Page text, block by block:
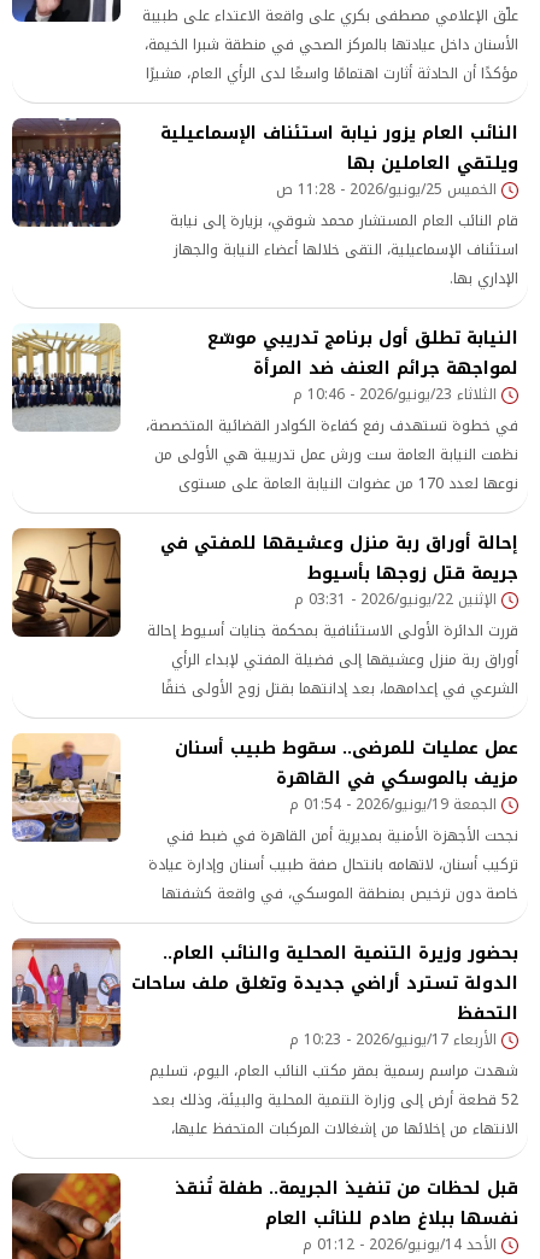
علّق الإعلامي مصطفى بكري على واقعة الاعتداء على طبيبة
الأسنان داخل عيادتها بالمركز الصحي في منطقة شبرا الخيمة،
مؤكدًا أن الحادثة أثارت اهتمامًا واسعًا لدى الرأي العام، مشيرًا
إلى أن الدكتور خالد عبد الغفار، نائب رئيس مجلس الوزراء وزير
الصحة والسكان، تدخل شخصيًا لمتابعة الواقعة، كما تم التقدم
ببلاغ إلى النائب العام لاتخاذ الإجراءات القانونية اللازمة.
النائب العام يزور نيابة استئناف الإسماعيلية
ويلتقي العاملين بها
الخميس 25/يونيو/2026 - 11:28 ص
قام النائب العام المستشار محمد شوقي، بزيارة إلى نيابة
استئناف الإسماعيلية، التقى خلالها أعضاء النيابة والجهاز
الإداري بها.
النيابة تطلق أول برنامج تدريبي موسّع
لمواجهة جرائم العنف ضد المرأة
الثلاثاء 23/يونيو/2026 - 10:46 م
في خطوة تستهدف رفع كفاءة الكوادر القضائية المتخصصة،
نظمت النيابة العامة ست ورش عمل تدريبية هي الأولى من
نوعها لعدد 170 من عضوات النيابة العامة على مستوى
الجمهورية، تحت عنوان «دعم قدرات عضوات النيابة العامة في
جرائم العنف ضد المرأة والتعامل مع الضحايا»، وذلك بالتعاون
مع البنك الدولي والمجلس القومي للمرأة
إحالة أوراق ربة منزل وعشيقها للمفتي في
جريمة قتل زوجها بأسيوط
الإثنين 22/يونيو/2026 - 03:31 م
قررت الدائرة الأولى الاستئنافية بمحكمة جنايات أسيوط إحالة
أوراق ربة منزل وعشيقها إلى فضيلة المفتي لإبداء الرأي
الشرعي في إعدامهما، بعد إدانتهما بقتل زوج الأولى خنقًا
داخل منزله بمركز ديروط،
عمل عمليات للمرضى.. سقوط طبيب أسنان
مزيف بالموسكي في القاهرة
الجمعة 19/يونيو/2026 - 01:54 م
نجحت الأجهزة الأمنية بمديرية أمن القاهرة في ضبط فني
تركيب أسنان، لاتهامه بانتحال صفة طبيب أسنان وإدارة عيادة
خاصة دون ترخيص بمنطقة الموسكي، في واقعة كشفتها
التحريات الأمنية بعد رصد نشاطه المخالف.
بحضور وزيرة التنمية المحلية والنائب العام..
الدولة تسترد أراضي جديدة وتغلق ملف ساحات
التحفظ
الأربعاء 17/يونيو/2026 - 10:23 م
شهدت مراسم رسمية بمقر مكتب النائب العام، اليوم، تسليم
52 قطعة أرض إلى وزارة التنمية المحلية والبيئة، وذلك بعد
الانتهاء من إخلائها من إشغالات المركبات المتحفظ عليها،
قبل لحظات من تنفيذ الجريمة.. طفلة تُنقذ
نفسها ببلاغ صادم للنائب العام
الأحد 14/يونيو/2026 - 01:12 م